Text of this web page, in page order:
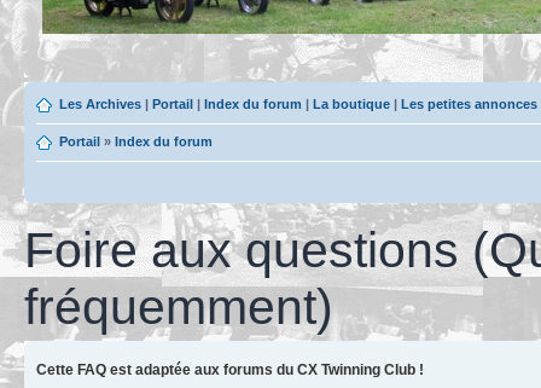
Les Archives | Portail | Index du forum | La boutique | Les petites
Portail » Index du forum
Foire aux questions
fréquemment)
Cette FAQ est adaptée aux forums du CX Twinning Club !